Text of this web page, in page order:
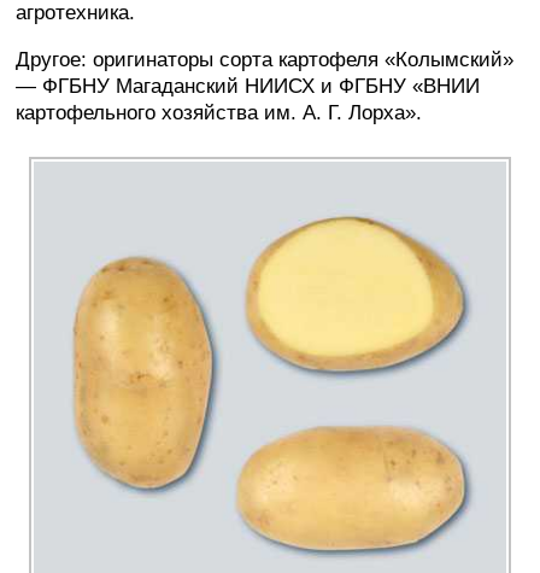
агротехника.
Другое: оригинаторы сорта картофеля «Колымский»
— ФГБНУ Магаданский НИИСХ и ФГБНУ «ВНИИ
картофельного хозяйства им. А. Г. Лорха».